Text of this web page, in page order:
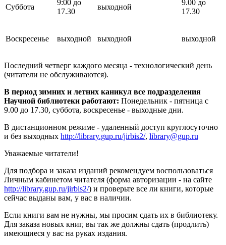
Суббота
9:00 до
17.30
выходной
9.00 до
17.30
Воскресенье выходной выходной выходной
Последний четверг каждого месяца - технологический день
(читатели не обслуживаются).
В период зимних и летних каникул все подразделения
Научной библиотеки работают: Понедельник - пятница с
9.00 до 17.30, суббота, воскресенье - выходные дни.
В дистанционном режиме - удаленный доступ круглосуточно
и без выходных http://library.gup.ru/jirbis2/, library@gup.ru
Уважаемые читатели!
Для подбора и заказа изданий рекомендуем воспользоваться
Личным кабинетом читателя (форма авторизации - на сайте
http://library.gup.ru/jirbis2/) и проверьте все ли книги, которые
сейчас выданы вам, у вас в наличии.
Если книги вам не нужны, мы просим сдать их в библиотеку.
Для заказа новых книг, вы так же должны сдать (продлить)
имеющиеся у вас на руках издания.